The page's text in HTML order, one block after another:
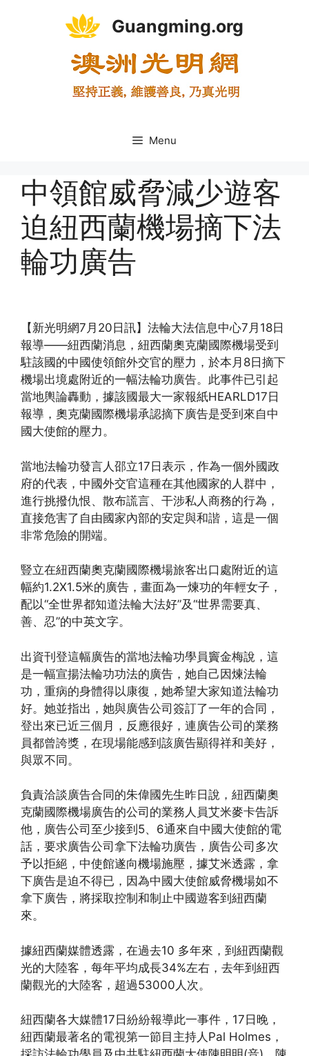
Guangming.org
Menu
中領館威脅減少遊客
迫紐西蘭機場摘下法
輪功廣告
【新光明網7月20日訊】法輪大法信息中心7月18日
報導——紐西蘭消息，紐西蘭奧克蘭國際機場受到
駐該國的中國使領館外交官的壓力，於本月8日摘下
機場出境處附近的一幅法輪功廣告。此事件已引起
當地輿論轟動，據該國最大一家報紙HEARLD17日
報導，奧克蘭國際機場承認摘下廣告是受到來自中
國大使館的壓力。
當地法輪功發言人邵立17日表示，作為一個外國政
府的代表，中國外交官這種在其他國家的人群中，
進行挑撥仇恨、散布謊言、干涉私人商務的行為，
直接危害了自由國家內部的安定與和諧，這是一個
非常危險的開端。
豎立在紐西蘭奧克蘭國際機場旅客出口處附近的這
幅約1.2X1.5米的廣告，畫面為一煉功的年輕女子，
配以“全世界都知道法輪大法好”及“世界需要真、
善、忍”的中英文字。
出資刊登這幅廣告的當地法輪功學員竇金梅說，這
是一幅宣揚法輪功功法的廣告，她自己因煉法輪
功，重病的身體得以康復，她希望大家知道法輪功
好。她並指出，她與廣告公司簽訂了一年的合同，
登出來已近三個月，反應很好，連廣告公司的業務
員都曾誇獎，在現場能感到該廣告顯得祥和美好，
與眾不同。
負責洽談廣告合同的朱偉國先生昨日說，紐西蘭奧
克蘭國際機場廣告的公司的業務人員艾米麥卡告訴
他，廣告公司至少接到5、6通來自中國大使館的電
話，要求廣告公司拿下法輪功廣告，廣告公司多次
予以拒絕，中使館遂向機場施壓，據艾米透露，拿
下廣告是迫不得已，因為中國大使館威脅機場如不
拿下廣告，將採取控制和制止中國遊客到紐西蘭
來。
據紐西蘭媒體透露，在過去10 多年來，到紐西蘭觀
光的大陸客，每年平均成長34%左右，去年到紐西
蘭觀光的大陸客，超過53000人次。
紐西蘭各大媒體17日紛紛報導此一事件，17日晚，
紐西蘭最著名的電視第一節目主持人Pal Holmes，